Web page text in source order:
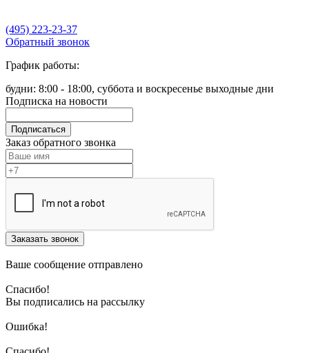
(495) 223-23-37
Обратный звонок
График работы:
будни: 8:00 - 18:00, суббота и воскресенье выходные дни
Подписка на новости
Подписаться
Заказ обратного звонка
Заказать звонок
Ваше сообщение отправлено
Спасибо!
Вы подписались на рассылку
Ошибка!